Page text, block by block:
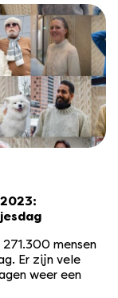
mensen
Er zijn vele
weer een